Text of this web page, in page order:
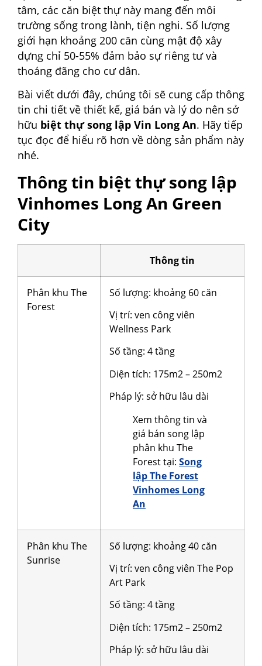
tâm, các căn biệt thự này mang đến môi
trường sống trong lành, tiện nghi. Số lượng
giới hạn khoảng 200 căn cùng mật độ xây
dựng chỉ 50-55% đảm bảo sự riêng tư và
thoáng đãng cho cư dân.
Bài viết dưới đây, chúng tôi sẽ cung cấp thông
tin chi tiết về thiết kế, giá bán và lý do nên sở
hữu biệt thự song lập Vin Long An. Hãy tiếp
tục đọc để hiểu rõ hơn về dòng sản phẩm này
nhé.
Thông tin biệt thự song lập
Vinhomes Long An Green
City
Thông tin
Phân khu The
Forest
Số lượng: khoảng 60 căn
Vị trí: ven công viên
Wellness Park
Số tầng: 4 tầng
Diện tích: 175m2 – 250m2
Pháp lý: sở hữu lâu dài
Xem thông tin và
giá bán song lập
phân khu The
Forest tại: Song
lập The Forest
Vinhomes Long
An
Phân khu The
Sunrise
Số lượng: khoảng 40 căn
Vị trí: ven công viên The Pop
Art Park
Số tầng: 4 tầng
Diện tích: 175m2 – 250m2
Pháp lý: sở hữu lâu dài